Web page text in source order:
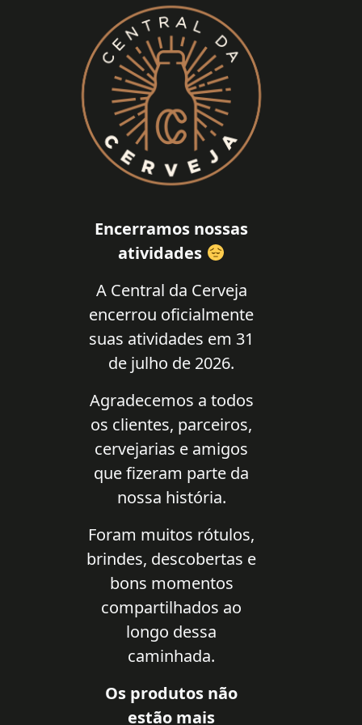
Encerramos nossas
atividades
A Central da Cerveja
encerrou oficialmente
suas atividades em 31
de julho de 2026.
Agradecemos a todos
os clientes, parceiros,
cervejarias e amigos
que fizeram parte da
nossa história.
Foram muitos rótulos,
brindes, descobertas e
bons momentos
compartilhados ao
longo dessa
caminhada.
Os produtos não
estão mais